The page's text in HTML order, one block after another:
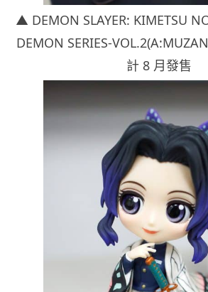
▲ DEMON SLAYER: KIMETSU
DEMON SERIES-
計 8 月發售